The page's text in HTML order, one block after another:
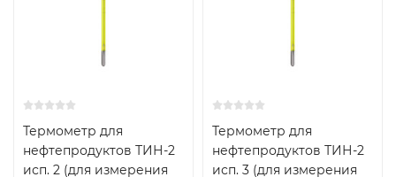
Термометр для
нефтепродуктов ТИН-2
исп. 2 (для измерения
Термометр для
нефтепродуктов ТИН-2
исп. 3 (для измерения